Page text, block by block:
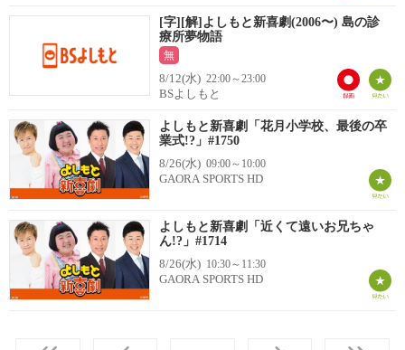
[字][解]よしもと新喜劇(2006〜) 島の診
療所夢物語
無
8/12(水) 22:00～23:00
BSよしもと
よしもと新喜劇「花月小学校、最後の卒
業式!?」#1750
8/26(水) 09:00～10:00
GAORA SPORTS HD
よしもと新喜劇「近くて遠いお兄ちゃ
ん!?」#1714
8/26(水) 10:30～11:30
GAORA SPORTS HD